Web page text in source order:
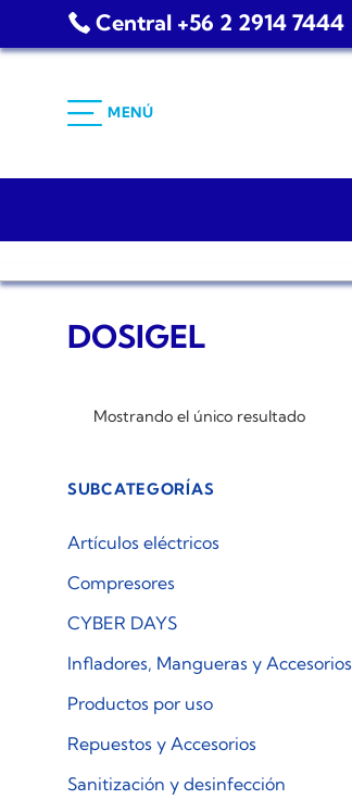
Central +56 2 2914 7444
MENÚ
DOSIGEL
Mostrando el único resultado
SUBCATEGORÍAS
Artículos eléctricos
Compresores
CYBER DAYS
Infladores, Mangueras y Accesorios
Productos por uso
Repuestos y Accesorios
Sanitización y desinfección